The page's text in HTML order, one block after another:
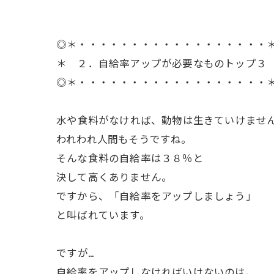
◎＊・・・・・・・・・・・・・・・・・・
＊ ２．自給率アップが必要なものトップ
◎＊・・・・・・・・・・・・・・・・・・
ㅤ水や食料がなければ、動物は生きていけません
われわれ人間もそうですね。
そんな食料の自給率は３８％と
決して高くありません。
ですから、「自給率をアップしましょう」
と叫ばれています。
ㅤですが…